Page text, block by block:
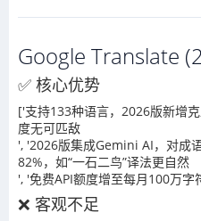
Google Translate
✅ 核心优势
['支持133种语言，2026版新增
度无可匹敌
', '2026版集成Gemini AI，对成
82%，如“一石二鸟”译法更自然
', '免费API额度增至每月100万
❌ 客观不足